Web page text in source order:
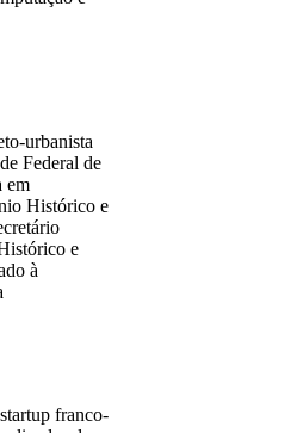
urbanista
Federal de
em
Histórico e
e
à
franco-